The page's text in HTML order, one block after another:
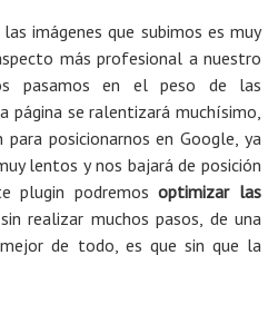
imágenes que subimos es muy
más profesional a nuestro
pasamos en el peso de las
se ralentizará muchísimo,
posicionarnos en Google, ya
lentos y nos bajará de posición
plugin podremosoptimizar las
realizar muchos pasos, de una
de todo, es que sin que la